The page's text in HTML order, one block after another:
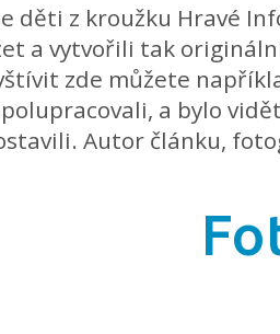
děti z kroužku Hravé
a vytvořili tak
zde můžete
a bylo
Autor článku,